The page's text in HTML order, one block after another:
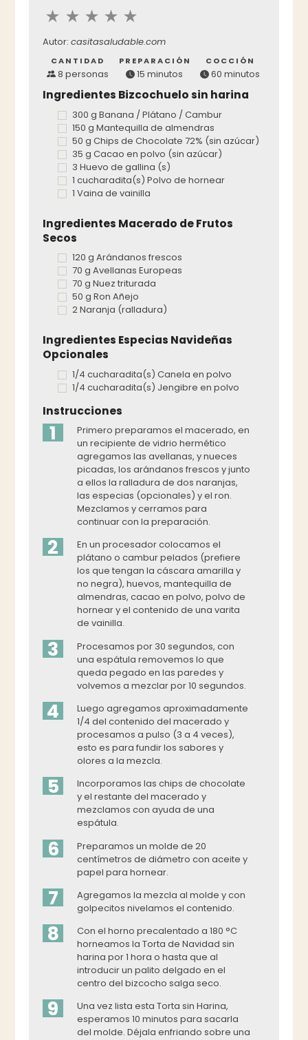
Autor:casitasaludable.com
CANTIDAD
8 personas
PREPARACIÓN
15 minutos
COCCIÓN
60 minutos
Ingredientes Bizcochuelo sin harina
300 g Banana / Plátano / Cambur
150 g Mantequilla de almendras
50 g Chips de Chocolate 72% (sin azúcar)
35 g Cacao en polvo (sin azúcar)
3 Huevo de gallina (s)
1 cucharadita(s) Polvo de hornear
1 Vaina de vainilla
Ingredientes Macerado de Frutos
Secos
120 g Arándanos frescos
70 g Avellanas Europeas
70 g Nuez triturada
50 g Ron Añejo
2 Naranja (ralladura)
Ingredientes Especias Navideñas
Opcionales
1/4 cucharadita(s) Canela en polvo
1/4 cucharadita(s) Jengibre en polvo
Instrucciones
1
Primero preparamos el macerado, en
un recipiente de vidrio hermético
agregamos las avellanas, y nueces
picadas, los arándanos frescos y junto
a ellos la ralladura de dos naranjas,
las especias (opcionales) y el ron.
Mezclamos y cerramos para
continuar con la preparación.
2
En un procesador colocamos el
plátano o cambur pelados (prefiere
los que tengan la cáscara amarilla y
no negra), huevos, mantequilla de
almendras, cacao en polvo, polvo de
hornear y el contenido de una varita
de vainilla.
3
Procesamos por 30 segundos, con
una espátula removemos lo que
queda pegado en las paredes y
volvemos a mezclar por 10 segundos.
4
Luego agregamos aproximadamente
1/4 del contenido del macerado y
procesamos a pulso (3 a 4 veces),
esto es para fundir los sabores y
olores a la mezcla.
5
Incorporamos las chips de chocolate
y el restante del macerado y
mezclamos con ayuda de una
espátula.
6
Preparamos un molde de 20
centímetros de diámetro con aceite y
papel para hornear.
7
Agregamos la mezcla al molde y con
golpecitos nivelamos el contenido.
8
Con el horno precalentado a 180 °C
horneamos la Torta de Navidad sin
harina por 1 hora o hasta que al
introducir un palito delgado en el
centro del bizcocho salga seco.
9
Una vez lista esta Torta sin Harina,
esperamos 10 minutos para sacarla
del molde. Déjala enfriando sobre una